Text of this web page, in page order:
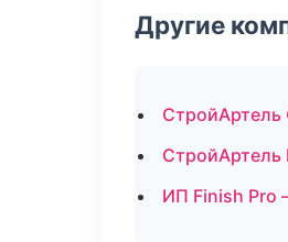
Другие
СтройАртель
СтройАртель
ИП Finish Pro